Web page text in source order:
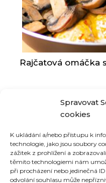
Spravovat
cookies
K ukládání a/nebo přístupu k
technologie, jako jsou soubory
zážitek z prohlížení a
těmito technologiemi nám
při procházení nebo jedinečná
odvolání souhlasu může
Rajčatová omáčka
Stránkování
Page Page
2